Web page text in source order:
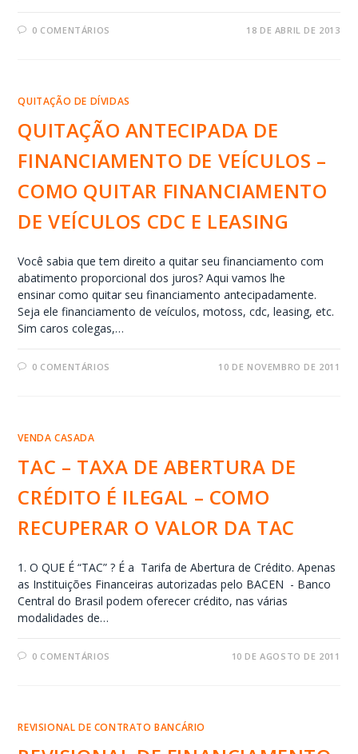
0 COMENTÁRIOS 18 DE ABRIL DE 2013
QUITAÇÃO DE DÍVIDAS
QUITAÇÃO ANTECIPADA DE
FINANCIAMENTO DE VEÍCULOS –
COMO QUITAR FINANCIAMENTO
DE VEÍCULOS CDC E LEASING
Você sabia que tem direito a quitar seu financiamento com
abatimento proporcional dos juros? Aqui vamos lhe
ensinar como quitar seu financiamento antecipadamente.
Seja ele financiamento de veículos, motoss, cdc, leasing, etc.
Sim caros colegas,…
0 COMENTÁRIOS 10 DE NOVEMBRO DE 2011
VENDA CASADA
TAC – TAXA DE ABERTURA DE
CRÉDITO É ILEGAL – COMO
RECUPERAR O VALOR DA TAC
1. O QUE É “TAC” ? É a Tarifa de Abertura de Crédito. Apenas
as Instituições Financeiras autorizadas pelo BACEN - Banco
Central do Brasil podem oferecer crédito, nas várias
modalidades de…
0 COMENTÁRIOS 10 DE AGOSTO DE 2011
REVISIONAL DE CONTRATO BANCÁRIO